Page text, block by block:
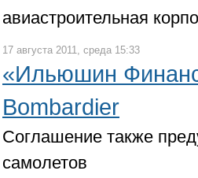
авиастроительная
17 августа 2011, среда 15:33
«Ильюшин
Bombardier
Соглашение также
самолетов